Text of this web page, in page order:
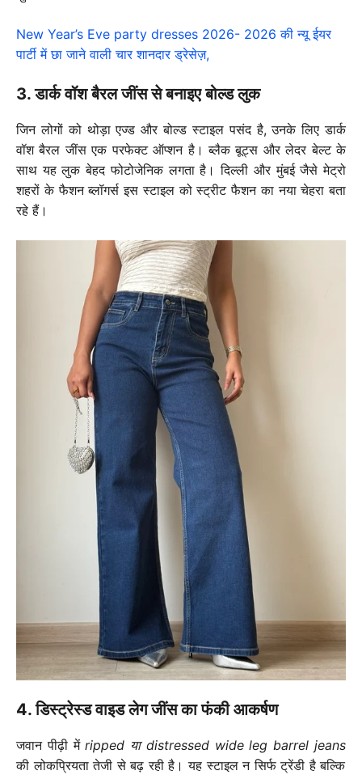
New Year’s Eve party dresses 2026- 2026 की न्यू ईयर
पार्टी में छा जाने वाली चार शानदार ड्रेसेज़,
3. डार्क वॉश बैरल जींस से बनाइए बोल्ड लुक
जिन लोगों को थोड़ा एज्ड और बोल्ड स्टाइल पसंद है, उनके लिए डार्क
वॉश बैरल जींस एक परफेक्ट ऑप्शन है। ब्लैक बूट्स और लेदर बेल्ट के
साथ यह लुक बेहद फोटोजेनिक लगता है। दिल्ली और मुंबई जैसे मेट्रो
शहरों के फैशन ब्लॉगर्स इस स्टाइल को स्ट्रीट फैशन का नया चेहरा बता
रहे हैं।
4. डिस्ट्रेस्ड वाइड लेग जींस का फंकी आकर्षण
जवान पीढ़ी मेंripped या distressed wide leg barrel jeans
की लोकप्रियता तेजी से बढ़ रही है। यह स्टाइल न सिर्फ ट्रेंडी है बल्कि